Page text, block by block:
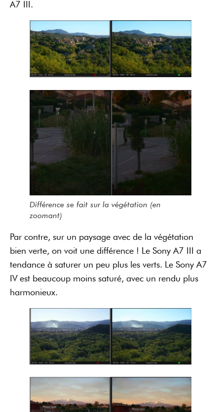
A7 III.
Différence se fait sur la végétation (en
zoomant)
Par contre, sur un paysage avec de la végétation
bien verte, on voit une différence ! Le Sony A7 III a
tendance à saturer un peu plus les verts. Le Sony A7
IV est beaucoup moins saturé, avec un rendu plus
harmonieux.